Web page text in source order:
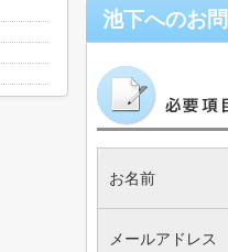
池下へのお
お名前
メールアドレス